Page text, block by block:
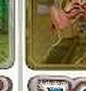
经典案例